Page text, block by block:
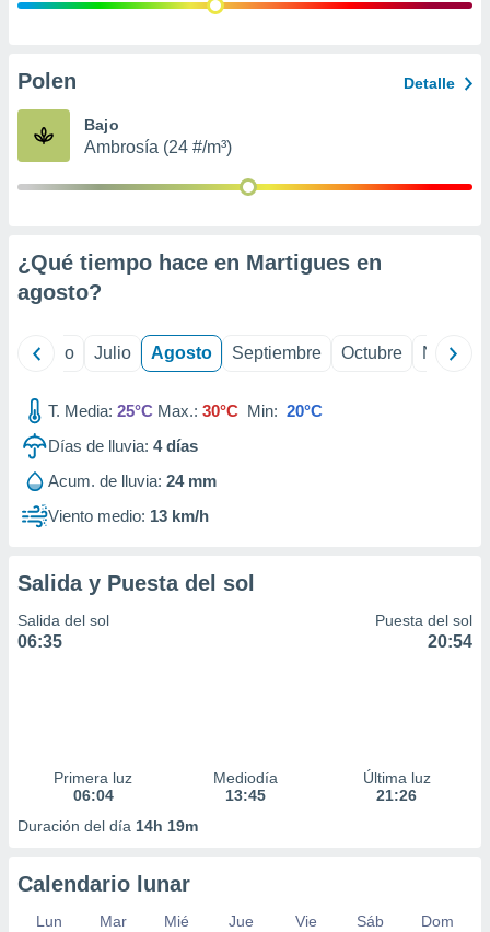
publicidad
de
Polen Detalle
Bajo
Ambrosía (24 #/m³)
¿Qué tiempo hace en Martigues en
agosto?
Junio Julio Agosto Septiembre Octubre
T. Media: 25°C Max.: 30°C Min: 20°C
Días de lluvia: 4días
Acum. de lluvia: 24 mm
Viento medio: 13 km/h
Salida y Puesta del sol
Salida del sol
06:35
Puesta del sol
20:54
Primera luz
06:04
Mediodía
13:45
Última luz
21:26
Duración del día 14h 19m
Calendario lunar
Lun Mar Mié Jue Vie Sáb
Dom